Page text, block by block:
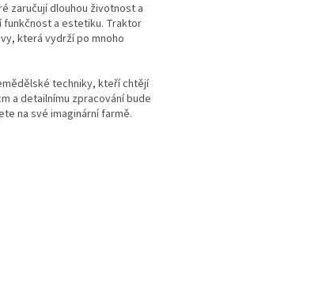
zaručují dlouhou životnost a
funkčnost a estetiku. Traktor
která vydrží po mnoho
techniky, kteří chtějí
a detailnímu zpracování bude
na své imaginární farmě.